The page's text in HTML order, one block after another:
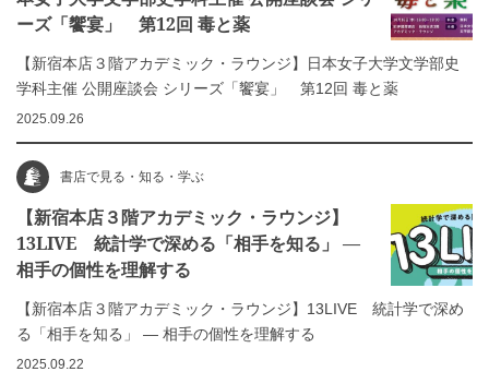
ーズ「饗宴」 第12回 毒と薬
【新宿本店３階アカデミック・ラウンジ】日本女子大学文学部史
学科主催 公開座談会 シリーズ「饗宴」 第12回 毒と薬
2025.09.26
書店で見る・知る・学ぶ
【新宿本店３階アカデミック・ラウンジ】
13LIVE 統計学で深める「相手を知る」 ―
相手の個性を理解する
【新宿本店３階アカデミック・ラウンジ】13LIVE 統計学で深め
る「相手を知る」 ― 相手の個性を理解する
2025.09.22